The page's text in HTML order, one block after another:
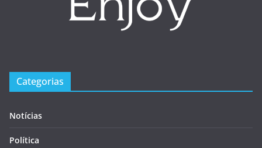
Categorias
Notícias
Política